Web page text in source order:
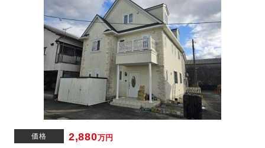
価格 2,880万円